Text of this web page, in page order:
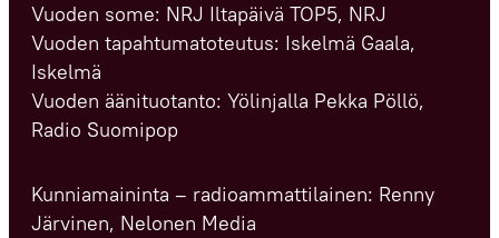
Vuoden some: NRJ Iltapäivä TOP5, NRJ
Vuoden tapahtumatoteutus: Iskelmä Gaala,
Iskelmä
Vuoden äänituotanto: Yölinjalla Pekka Pöllö,
Radio Suomipop
Kunniamaininta – radioammattilainen: Renny
Järvinen, Nelonen Media